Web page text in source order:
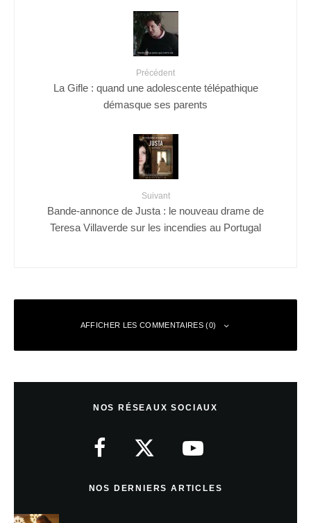
Précédent
La Gifle : quand une adolescente télépathique
démasque ses parents
Suivant
Bande-annonce de Justa : le nouveau drame de
Teresa Villaverde sur les incendies au Portugal
AFFICHER LES COMMENTAIRES (0)
NOS RÉSEAUX SOCIAUX
NOS DERNIERS ARTICLES